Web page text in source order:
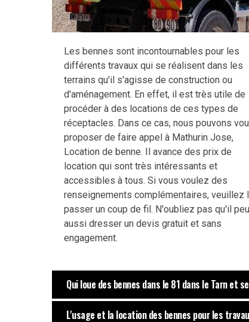
Les bennes sont incontournables pour les
différents travaux qui se réalisent dans les
terrains qu'il s'agisse de construction ou
d'aménagement. En effet, il est très utile de
procéder à des locations de ces types de
réceptacles. Dans ce cas, nous pouvons
proposer de faire appel à Mathurin Jose,
Location de benne. Il avance des prix de
location qui sont très intéressants et
accessibles à tous. Si vous voulez des
renseignements complémentaires, veuillez
passer un coup de fil. N'oubliez pas qu'il
aussi dresser un devis gratuit et sans
engagement.
Qui loue des bennes dans le 81 dans le Tarn et
L'usage et la location des bennes pour les